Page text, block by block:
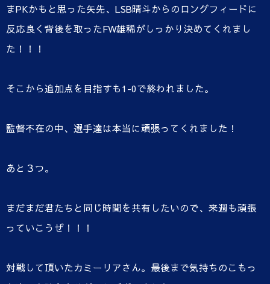
まPKかもと思った矢先、LSB晴斗からのロングフィードに
反応良く背後を取ったFW雄稀がしっかり決めてくれまし
た！！！
そこから追加点を目指すも1-0で終われました。
監督不在の中、選手達は本当に頑張ってくれました！
あと３つ。
まだまだ君たちと同じ時間を共有したいので、来週も頑張
っていこうぜ！！！
対戦して頂いたカミーリアさん。最後まで気持ちのこもっ